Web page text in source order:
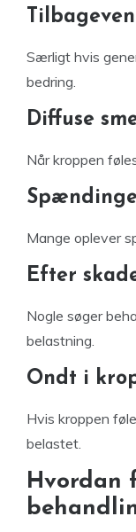
Særligt hvis
bedring.
Diffuse
Når kroppen
Mange oplever
Efter
Nogle søger
belastning.
Ondt i
Hvis kroppen
belastet.
Hvordan